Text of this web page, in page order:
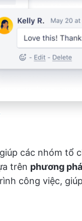
giúp các nhóm tổ
trên phương
công việc,